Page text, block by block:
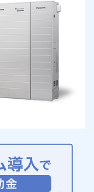
えについて
込
ラム